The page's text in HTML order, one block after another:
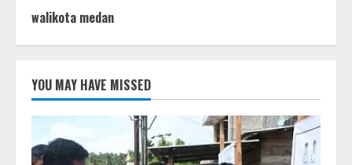
walikota medan
YOU MAY HAVE MISSED